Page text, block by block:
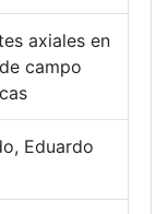
axiales en
campo
Eduardo